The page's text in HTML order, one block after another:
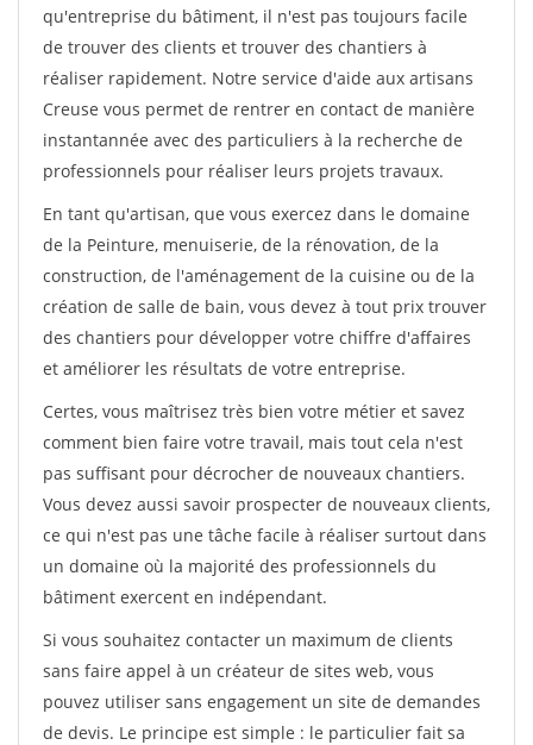
qu'entreprise du bâtiment, il n'est pas toujours facile
de trouver des clients et trouver des chantiers à
réaliser rapidement. Notre service d'aide aux artisans
Creuse vous permet de rentrer en contact de manière
instantannée avec des particuliers à la recherche de
professionnels pour réaliser leurs projets travaux.
En tant qu'artisan, que vous exercez dans le domaine
de la Peinture, menuiserie, de la rénovation, de la
construction, de l'aménagement de la cuisine ou de la
création de salle de bain, vous devez à tout prix trouver
des chantiers pour développer votre chiffre d'affaires
et améliorer les résultats de votre entreprise.
Certes, vous maîtrisez très bien votre métier et savez
comment bien faire votre travail, mais tout cela n'est
pas suffisant pour décrocher de nouveaux chantiers.
Vous devez aussi savoir prospecter de nouveaux clients,
ce qui n'est pas une tâche facile à réaliser surtout dans
un domaine où la majorité des professionnels du
bâtiment exercent en indépendant.
Si vous souhaitez contacter un maximum de clients
sans faire appel à un créateur de sites web, vous
pouvez utiliser sans engagement un site de demandes
de devis. Le principe est simple : le particulier fait sa